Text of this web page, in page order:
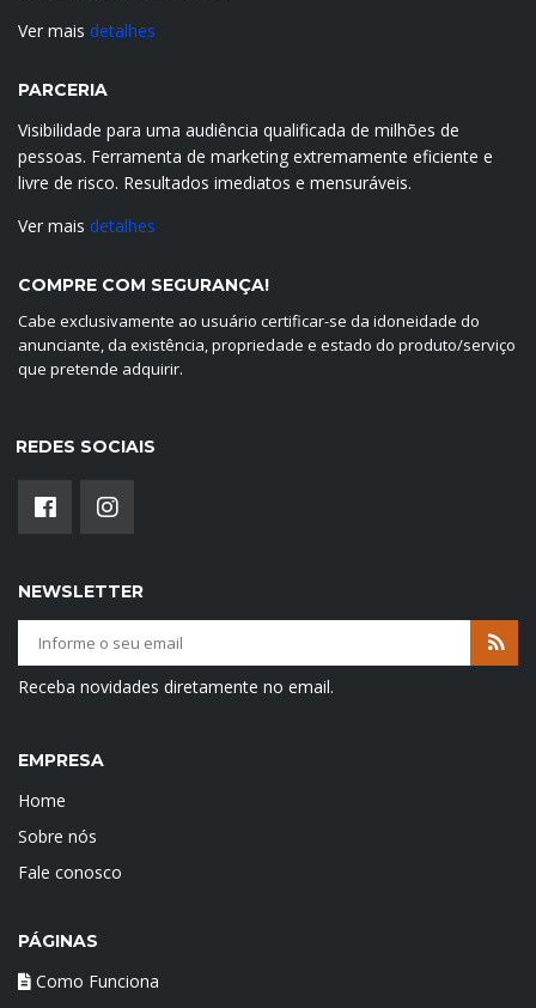
Ver mais detalhes
PARCERIA
Visibilidade para uma audiência qualificada de milhões de
pessoas. Ferramenta de marketing extremamente eficiente e
livre de risco. Resultados imediatos e mensuráveis.
Ver mais detalhes
COMPRE COM SEGURANÇA!
Cabe exclusivamente ao usuário certificar-se da idoneidade do
anunciante, da existência, propriedade e estado do produto/serviço
que pretende adquirir.
REDES SOCIAIS
NEWSLETTER
Receba novidades diretamente no email.
EMPRESA
Home
Sobre nós
Fale conosco
PÁGINAS
Como Funciona